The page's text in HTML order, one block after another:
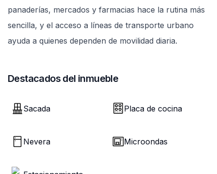
panaderías, mercados y farmacias hace la rutina más
sencilla, y el acceso a líneas de transporte urbano
ayuda a quienes dependen de movilidad diaria.
Destacados del inmueble
Sacada Placa de cocina
Nevera Microondas